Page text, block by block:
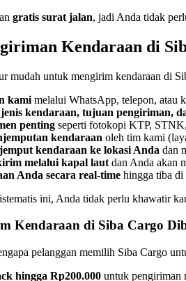
gratis surat jalan, jadi Anda tidak
Kendaraan di
mudah untuk mengirim kendaraan di
kami melalui WhatsApp, telepon, atau
kendaraan, tujuan pengiriman,
penting seperti fotokopi KTP,
kendaraan oleh tim kami
kendaraan ke lokasi Anda dan
melalui kapal laut dan Anda akan
Anda secara real-time hingga tiba di
ini, Anda tidak perlu khawatir
Kendaraan di Siba Cargo
pelanggan memilih Siba Cargo
hingga Rp200.000 untuk pengiriman